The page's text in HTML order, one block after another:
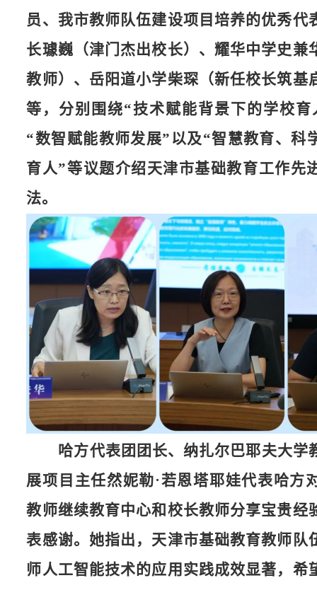
员、我市教师队伍建设项目培养的优秀代
长璩巍（津门杰出校长）、耀华中学史兼
教师）、岳阳道小学柴琛（新任校长筑基
等，分别围绕“技术赋能背景下的学校育
“数智赋能教师发展”以及“智慧教育、科
育人”等议题介绍天津市基础教育工作先
法。
哈方代表团团长、纳扎尔巴耶夫大学
展项目主任然妮勒·若恩塔耶娃代表哈方
教师继续教育中心和校长教师分享宝贵经
表感谢。她指出，天津市基础教育教师队
师人工智能技术的应用实践成效显著，希